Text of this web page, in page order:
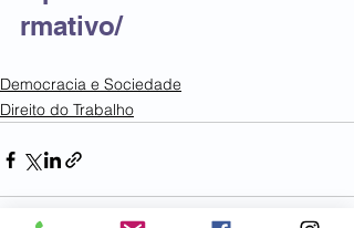
rmativo/
Democracia e Sociedade
Direito do Trabalho